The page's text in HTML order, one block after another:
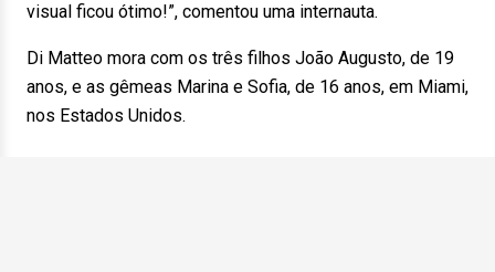
visual ficou ótimo!”, comentou uma internauta.
Di Matteo mora com os três filhos João Augusto, de 19
anos, e as gêmeas Marina e Sofia, de 16 anos, em Miami,
nos Estados Unidos.